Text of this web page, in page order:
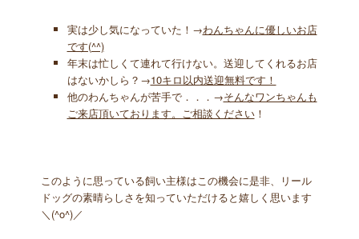
実は少し気になっていた！→わんちゃんに優しいお店
です(^^)
年末は忙しくて連れて行けない。送迎してくれるお店
はないかしら？→10キロ以内送迎無料です！
他のわんちゃんが苦手で．．．→そんなワンちゃんも
ご来店頂いております。ご相談ください！
このように思っている飼い主様はこの機会に是非、リール
ドッグの素晴らしさを知っていただけると嬉しく思います
＼(^o^)／